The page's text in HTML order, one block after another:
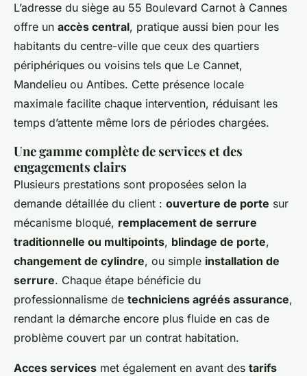
L’adresse du siège au 55 Boulevard Carnot à Cannes
offre un accès central, pratique aussi bien pour les
habitants du centre-ville que ceux des quartiers
périphériques ou voisins tels que Le Cannet,
Mandelieu ou Antibes. Cette présence locale
maximale facilite chaque intervention, réduisant les
temps d’attente même lors de périodes chargées.
Une gamme complète de services et des
engagements clairs
Plusieurs prestations sont proposées selon la
demande détaillée du client : ouverture de porte sur
mécanisme bloqué, remplacement de serrure
traditionnelle ou multipoints, blindage de porte,
changement de cylindre, ou simple installation de
serrure. Chaque étape bénéficie du
professionnalisme de techniciens agréés assurance,
rendant la démarche encore plus fluide en cas de
problème couvert par un contrat habitation.
Acces services met également en avant des tarifs